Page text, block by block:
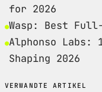
for 2026
Wasp: Best Full-
Alphonso Labs:
Shaping 2026
VERWANDTE ARTIKEL